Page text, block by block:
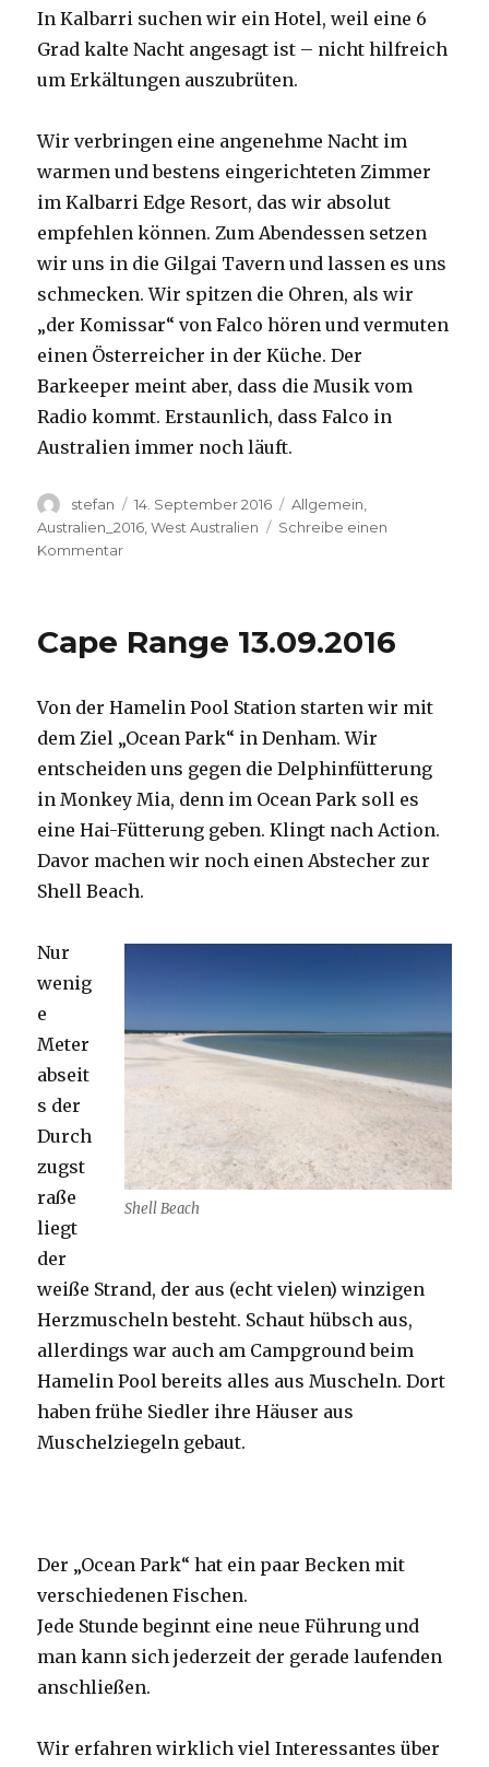
In Kalbarri suchen wir ein Hotel, weil eine 6
Grad kalte Nacht angesagt ist – nicht hilfreich
um Erkältungen auszubrüten.
Wir verbringen eine angenehme Nacht im
warmen und bestens eingerichteten Zimmer
im Kalbarri Edge Resort, das wir absolut
empfehlen können. Zum Abendessen setzen
wir uns in die Gilgai Tavern und lassen es uns
schmecken. Wir spitzen die Ohren, als wir
„der Komissar“ von Falco hören und vermuten
einen Österreicher in der Küche. Der
Barkeeper meint aber, dass die Musik vom
Radio kommt. Erstaunlich, dass Falco in
Australien immer noch läuft.
Autor
stefan
Veröffentlicht
am
14. September 2016 Kategorien
Allgemein
Australien_2016 ,West Australien
Schreibe einen
Kommentarzu
Cape Range 13.09.2016
Von der Hamelin Pool Station starten wir mit
dem Ziel „Ocean Park“ in Denham. Wir
entscheiden uns gegen die Delphinfütterung
in Monkey Mia, denn im Ocean Park soll es
eine Hai-Fütterung geben. Klingt nach Action.
Davor machen wir noch einen Abstecher zur
Shell Beach.
Shell Beach
Nur
wenig
e
Meter
abseit
s der
Durch
zugst
raße
liegt
der
weiße Strand, der aus (echt vielen) winzigen
Herzmuscheln besteht. Schaut hübsch aus,
allerdings war auch am Campground beim
Hamelin Pool bereits alles aus Muscheln. Dort
haben frühe Siedler ihre Häuser aus
Muschelziegeln gebaut.
Der „Ocean Park“ hat ein paar Becken mit
verschiedenen Fischen.
Jede Stunde beginnt eine neue Führung und
man kann sich jederzeit der gerade laufenden
anschließen.
Wir erfahren wirklich viel Interessantes über